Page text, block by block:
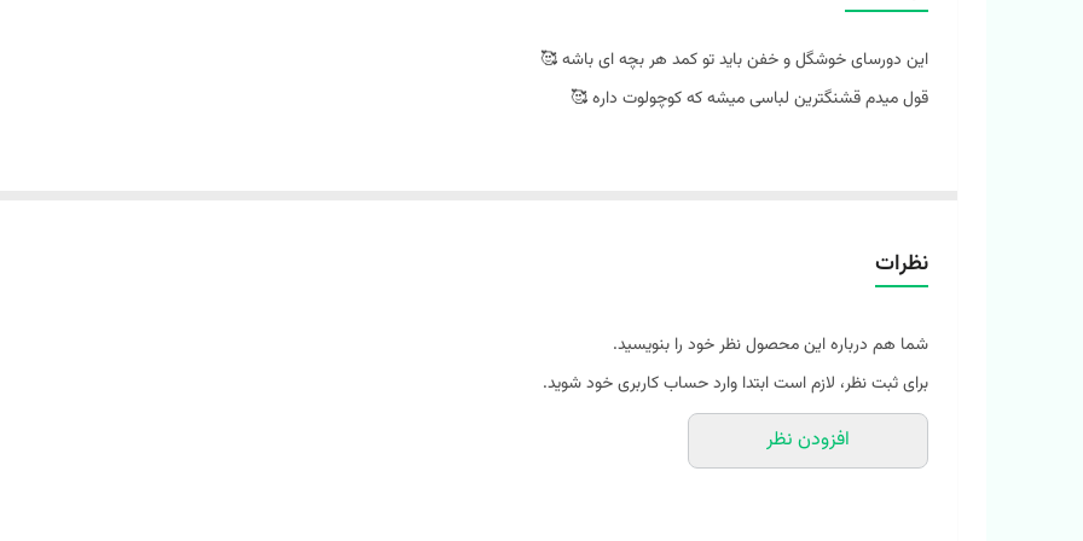
این دورسای خوشگل و خفن باید تو کمد هر بچه ای باشه 🥰
قول میدم قشنگترین لباسی میشه که کوچولوت داره 🥰
🟨 بلوز دو رنگ تک جیب
🟨 جنس دورس پنبه ی درجه یک
🟨 تضمین ثابت ماندن رنگ بعد از شستشو
🟨 مدل لش ‌و آزاد
🟨 به هیچ وجه آبرفت و رنگ رفت ندارن
نظرات
شما هم درباره این محصول نظر خود را بنویسید.
برای ثبت نظر، لازم است ابتدا وارد حساب کاربری خود شوید.
افزودن نظر